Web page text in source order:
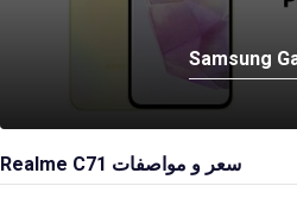
سعر و مواصفات Realme C71